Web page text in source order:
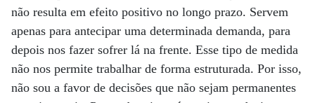
não resulta em efeito positivo no longo prazo. Servem
apenas para antecipar uma determinada demanda, para
depois nos fazer sofrer lá na frente. Esse tipo de medida
não nos permite trabalhar de forma estruturada. Por isso,
não sou a favor de decisões que não sejam permanentes